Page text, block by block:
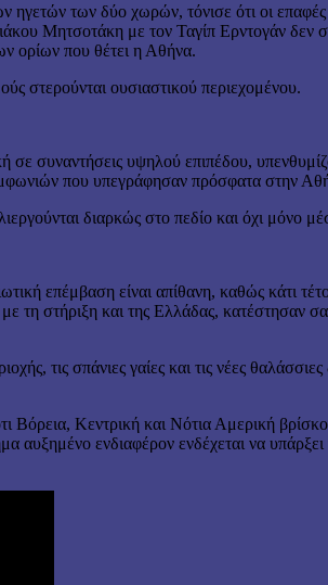
των δύο χωρών, τόνισε ότι οι επαφές
Μητσοτάκη με τον Ταγίπ Ερντογάν δεν
ορίων που θέτει η Αθήνα.
στερούνται ουσιαστικού περιεχομένου.
συναντήσεις υψηλού επιπέδου,
που υπεγράφησαν πρόσφατα στην
διαρκώς στο πεδίο και όχι μόνο
επέμβαση είναι απίθανη, καθώς κάτι
τη στήριξη και της Ελλάδας, κατέστησαν
τις σπάνιες γαίες και τις νέες
Κεντρική και Νότια Αμερική
ενδιαφέρον ενδέχεται να